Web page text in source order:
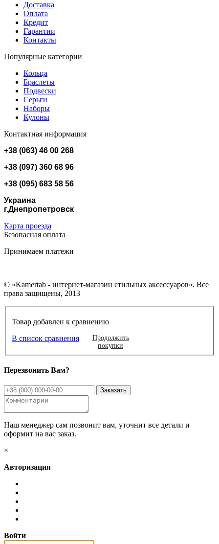
Доставка
Оплата
Кредит
Гарантии
Контакты
Популярные категории
Кольца
Браслеты
Подвески
Серьги
Наборы
Кулоны
Контактная информация
+38 (063) 46 00 268
+38 (097) 360 68 96
+38 (095) 683 58 56
Украина
г.Днепропетровск
Карта проезда
Безопасная оплата
Принимаем платежи
© «Kamertab - интернет-магазин стильных аксессуаров». Все
права защищены, 2013
Товар добавлен к сравнению
В список сравнения
Продолжить
покупки
Перезвонить Вам?
Наш менеджер сам позвонит вам, уточнит все детали и
оформит на вас заказ.
×
Авторизация
Войти